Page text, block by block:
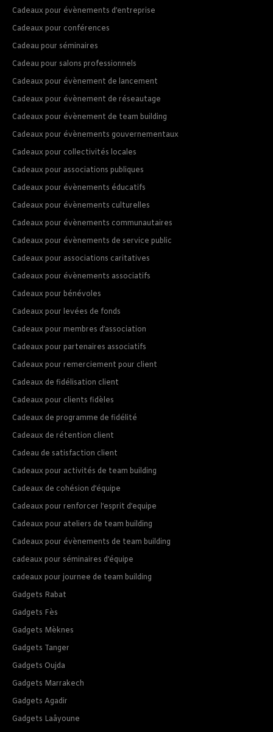
Cadeaux pour évènements d’entreprise
Cadeaux pour conférences
Cadeau pour séminaires
Cadeau pour salons professionnels
Cadeaux pour évènement de lancement
Cadeaux pour évènement de réseautage
Cadeaux pour évènement de team building
Cadeaux pour évènements gouvernementaux
Cadeaux pour collectivités locales
Cadeaux pour associations publiques
Cadeaux pour évènements éducatifs
Cadeaux pour évènements culturelles
Cadeaux pour évènements communautaires
Cadeaux pour évènements de service public
Cadeaux pour associations caritatives
Cadeaux pour évènements associatifs
Cadeaux pour bénévoles
Cadeaux pour levées de fonds
Cadeaux pour membres d’association
Cadeaux pour partenaires associatifs
Cadeaux pour remerciement pour client
Cadeaux de fidélisation client
Cadeaux pour clients fidèles
Cadeaux de programme de fidélité
Cadeaux de rétention client
Cadeau de satisfaction client
Cadeaux pour activités de team building
Cadeaux de cohésion d’équipe
Cadeaux pour renforcer l’esprit d’equipe
Cadeaux pour ateliers de team building
Cadeaux pour évènements de team building
cadeaux pour séminaires d’équipe
cadeaux pour journee de team building
Gadgets Rabat
Gadgets Fès
Gadgets Mèknes
Gadgets Tanger
Gadgets Oujda
Gadgets Marrakech
Gadgets Agadir
Gadgets Laâyoune